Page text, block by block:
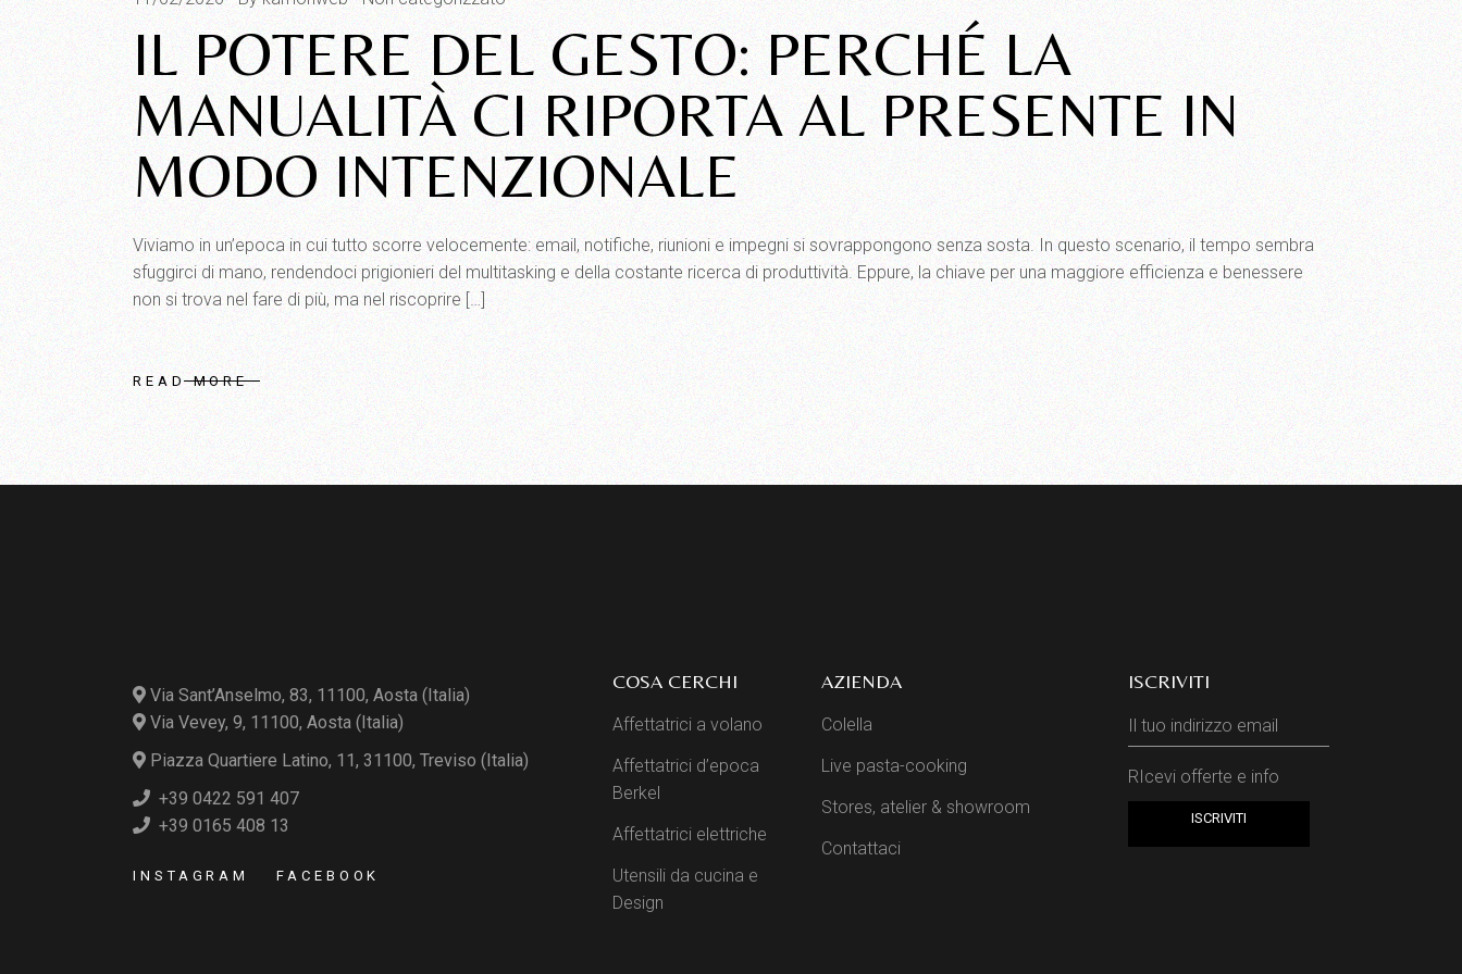
IL POTERE DEL GESTO: PERCHÉ LA
MANUALITÀ CI RIPORTA AL PRESENTE IN
MODO INTENZIONALE
Viviamo in un’epoca in cui tutto scorre velocemente: email, notifiche, riunioni e impegni si sovrappongono senza sosta. In questo scenario, il tempo sembra
sfuggirci di mano, rendendoci prigionieri del multitasking e della costante ricerca di produttività. Eppure, la chiave per una maggiore efficienza e benessere
non si trova nel fare di più, ma nel riscoprire […]
READ MORE
Via Sant’Anselmo, 83, 11100, Aosta (Italia)
Via Vevey, 9, 11100, Aosta (Italia)
Piazza Quartiere Latino, 11, 31100, Treviso (Italia)
+39 0422 591 407
+39 0165 408 13
INSTAGRAM FACEBOOK
COSA CERCHI
Affettatrici a volano
Affettatrici d’epoca
Berkel
Affettatrici elettriche
Utensili da cucina e
Design
AZIENDA
Colella
Live pasta-cooking
Stores, atelier & showroom
Contattaci
ISCRIVITI
RIcevi offerte e info